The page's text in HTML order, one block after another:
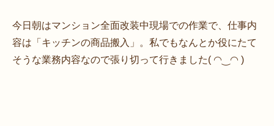
今日朝はマンション全面改装中現場での作業で、仕事内
容は「キッチンの商品搬入」。私でもなんとか役にたて
そうな業務内容なので張り切って行きました( ◠‿◠ )